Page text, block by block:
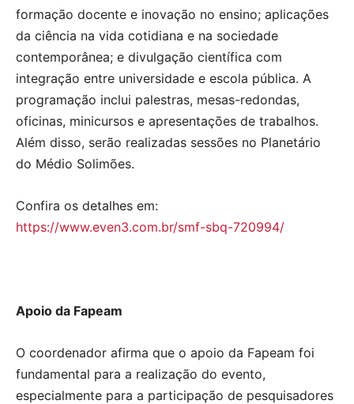
formação docente e inovação no ensino; aplicações
da ciência na vida cotidiana e na sociedade
contemporânea; e divulgação científica com
integração entre universidade e escola pública. A
programação inclui palestras, mesas-redondas,
oficinas, minicursos e apresentações de trabalhos.
Além disso, serão realizadas sessões no Planetário
do Médio Solimões.
Confira os detalhes em:
https://www.even3.com.br/smf-sbq-720994/
Apoio da Fapeam
O coordenador afirma que o apoio da Fapeam foi
fundamental para a realização do evento,
especialmente para a participação de pesquisadores